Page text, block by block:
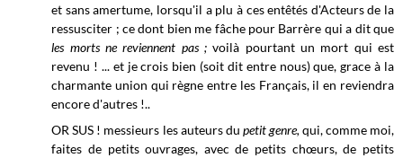
et sans amertume, lorsqu'il a plu à ces entêtés d'Acteurs de la
ressusciter ; ce dont bien me fâche pour Barrère qui a dit que
les morts ne reviennent pas ;voilà pourtant un mort qui est
revenu ! ... et je crois bien (soit dit entre nous) que, grace à la
charmante union qui règne entre les Français, il en reviendra
encore d'autres !..
OR SUS ! messieurs les auteurs du petit genre, qui, comme moi,
faites de petits ouvrages, avec de petits chœurs, de petits